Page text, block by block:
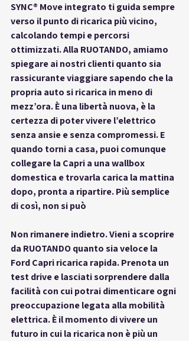
SYNC® Move integrato ti guida sempre
verso il punto di ricarica più vicino,
calcolando tempi e percorsi
ottimizzati. Alla RUOTANDO, amiamo
spiegare ai nostri clienti quanto sia
rassicurante viaggiare sapendo che la
propria auto si ricarica in meno di
mezz’ora. È una libertà nuova, è la
certezza di poter vivere l’elettrico
senza ansie e senza compromessi. E
quando torni a casa, puoi comunque
collegare la Capri a una wallbox
domestica e trovarla carica la mattina
dopo, pronta a ripartire. Più semplice
di così, non si può
Non rimanere indietro. Vieni a scoprire
da RUOTANDO quanto sia veloce la
Ford Capri ricarica rapida. Prenota un
test drive e lasciati sorprendere dalla
facilità con cui potrai dimenticare ogni
preoccupazione legata alla mobilità
elettrica. È il momento di vivere un
futuro in cui la ricarica non è più un